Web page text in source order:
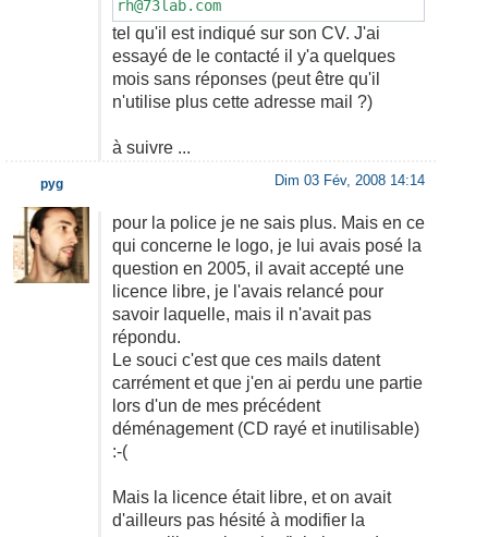
rh@73lab.com
tel qu'il est indiqué sur son CV. J'ai
essayé de le contacté il y'a quelques
mois sans réponses (peut être qu'il
n'utilise plus cette adresse mail ?)
à suivre ...
Dim 03 Fév, 2008 14:14
pour la police je ne sais plus. Mais en ce
qui concerne le logo, je lui avais posé la
question en 2005, il avait accepté une
licence libre, je l'avais relancé pour
savoir laquelle, mais il n'avait pas
répondu.
Le souci c'est que ces mails datent
carrément et que j'en ai perdu une partie
lors d'un de mes précédent
déménagement (CD rayé et inutilisable)
:-(
Mais la licence était libre, et on avait
d'ailleurs pas hésité à modifier la
pyg